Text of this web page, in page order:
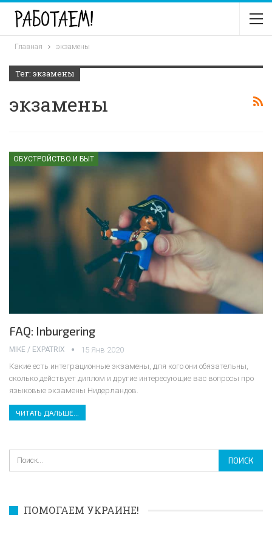
Главная экзамены
Тег: экзамены
экзамены
ОБУСТРОЙСТВО И БЫТ
FAQ: Inburgering
MIKE / EXPATRIX
15 Янв 2020
Какие есть интеграционные экзамены, для кого они обязательны,
сколько действует диплом и другие интересующие вас вопросы про
языковые экзамены Нидерландов.
ЧИТАТЬ ДАЛЬШЕ...
ПОМОГАЕМ УКРАИНЕ!